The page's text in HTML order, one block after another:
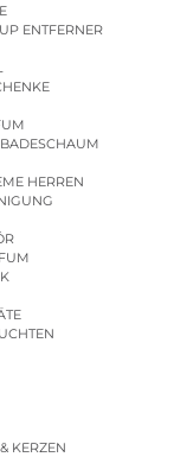
ENTFERNER
HERREN
KERZEN